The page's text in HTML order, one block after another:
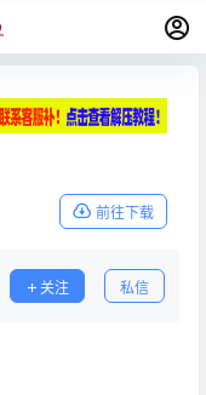
前往下载
关注 私信